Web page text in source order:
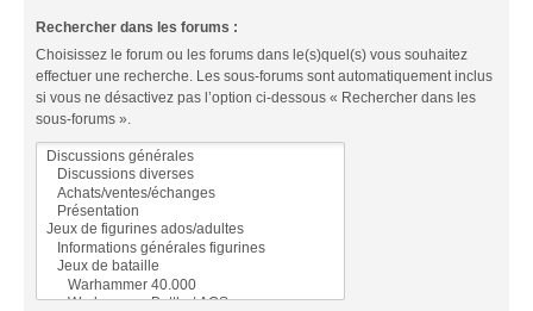
Rechercher dans les forums :
Choisissez le forum ou les forums dans le(s)quel(s) vous souhaitez
effectuer une recherche. Les sous-forums sont automatiquement inclus
si vous ne désactivez pas l’option ci-dessous « Rechercher dans les
sous-forums ».